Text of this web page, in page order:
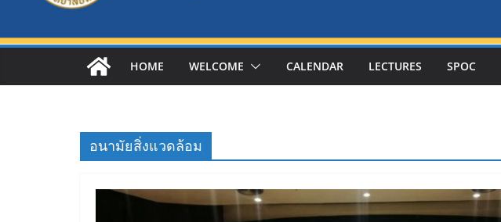
HOME WELCOME CALENDAR LECTURES SPOC
อนามัยสิ่งแวดล้อม